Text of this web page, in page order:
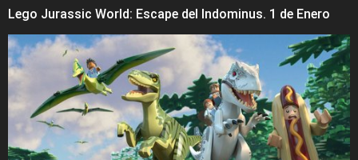
Lego Jurassic World: Escape del Indominus. 1 de Enero